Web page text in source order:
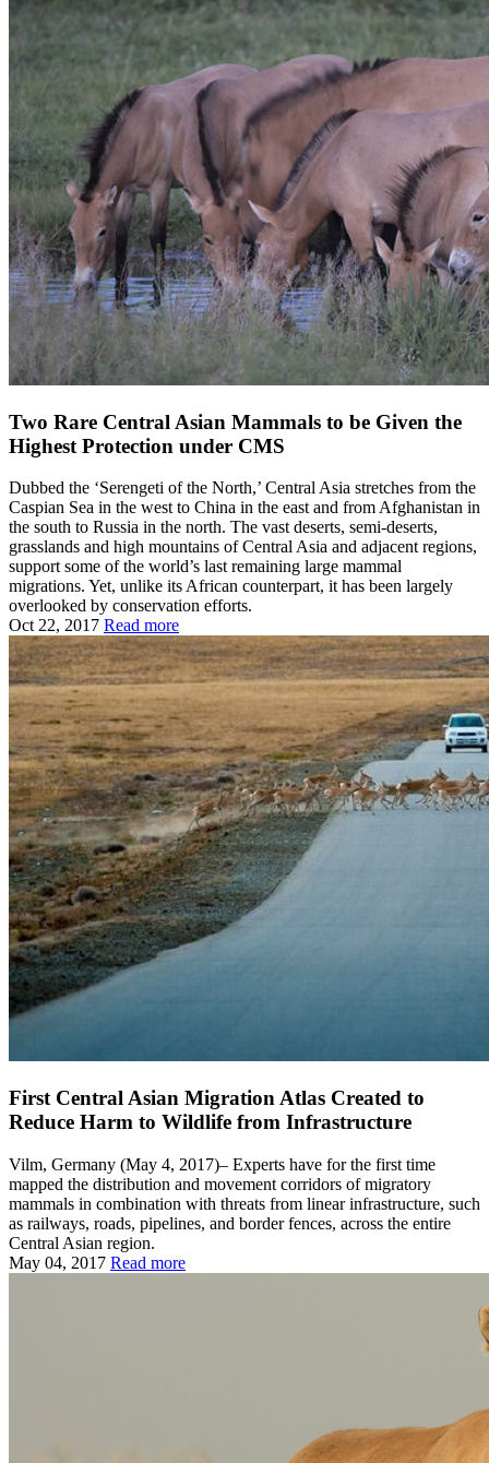
Two Rare Central Asian Mammals to be Given the
Highest Protection under CMS
Dubbed the ‘Serengeti of the North,’ Central Asia stretches from the
Caspian Sea in the west to China in the east and from Afghanistan in
the south to Russia in the north. The vast deserts, semi‑deserts,
grasslands and high mountains of Central Asia and adjacent regions,
support some of the world’s last remaining large mammal
migrations. Yet, unlike its African counterpart, it has been largely
overlooked by conservation efforts.
Oct 22, 2017 Read more
First Central Asian Migration Atlas Created to
Reduce Harm to Wildlife from Infrastructure
Vilm, Germany (May 4, 2017)– Experts have for the first time
mapped the distribution and movement corridors of migratory
mammals in combination with threats from linear infrastructure, such
as railways, roads, pipelines, and border fences, across the entire
Central Asian region.
May 04, 2017 Read more